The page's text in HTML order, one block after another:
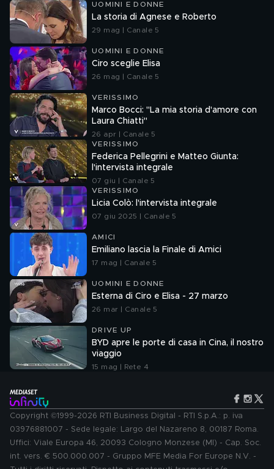
UOMINI E DONNE
La storia di Agnese e Roberto
29 mag | Canale 5
UOMINI E DONNE
Ciro sceglie Elisa
26 mag | Canale 5
VERISSIMO
Marco Bocci: "La mia storia d'amore con
Laura Chiatti"
26 apr | Canale 5
VERISSIMO
Federica Pellegrini e Matteo Giunta:
l'intervista integrale
07 giu | Canale 5
VERISSIMO
Licia Colò: l'intervista integrale
07 giu 2025 | Canale 5
AMICI
Emiliano lascia la Finale di Amici
17 mag | Canale 5
UOMINI E DONNE
Esterna di Ciro e Elisa - 27 marzo
26 mar | Canale 5
DRIVE UP
BYD apre le porte di casa in Cina, il nostro
viaggio
15 mag | Rete 4
Copyright ©1999-2026 RTI Business Digital - RTI S.p.A.: p. iva
03976881007 - Sede legale: Largo del Nazareno 8, 00187 Roma.
Uffici: Viale Europa 46, 20093 Cologno Monzese (MI) - Cap. Soc.
int. vers. € 500.000.007 - Gruppo MFE Media For Europe N.V. -